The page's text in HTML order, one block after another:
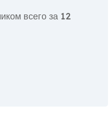
всего за 12